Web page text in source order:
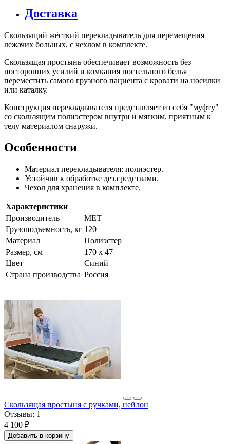
Доставка
Скользящий жёсткий перекладыватель для перемещения
лежачих больных, с чехлом в комплекте.
Скользящая простынь обеспечивает возможность без
посторонних усилий и комкания постельного белья
переместить самого грузного пациента с кровати на носилки
или каталку.
Конструкция перекладывателя представляет из себя "муфту"
со скользящим полиэстером внутри и мягким, приятным к
телу материалом снаружи.
Особенности
Материал перекладывателя: полиэстер.
Устойчив к обработке дез.средствами.
Чехол для хранения в комплекте.
Характеристики
Производитель
МЕТ
Грузоподъемность, кг 120
Материал
Полиэстер
Размер, см
170 х 47
Цвет
Синий
Страна производства Россия
Скользящая простыня с ручками, нейлон
Отзывы: 1
4 100 ₽
Добавить в корзину